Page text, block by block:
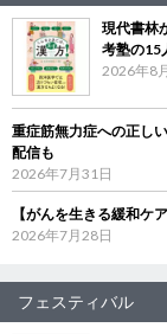
現代書林
考塾の15
2026年8
重症筋無力症への正し
配信も
2026年7月31日
【がんを生きる緩和ケ
2026年7月28日
フェスティバル